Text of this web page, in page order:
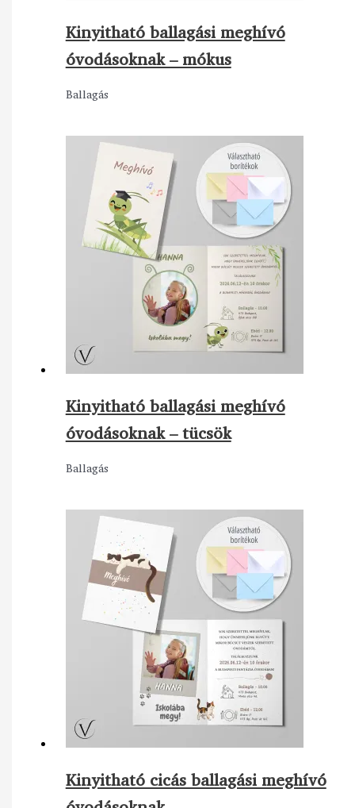
Kinyitható ballagási meghívó
óvodásoknak – mókus
Ballagás
Kinyitható ballagási meghívó
óvodásoknak – tücsök
Ballagás
Kinyitható cicás ballagási meghívó